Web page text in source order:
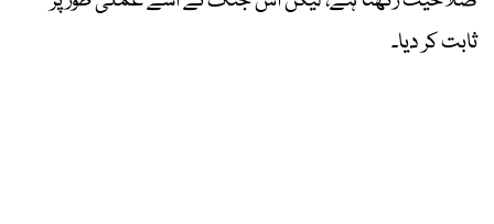
ثابت کر دیا۔